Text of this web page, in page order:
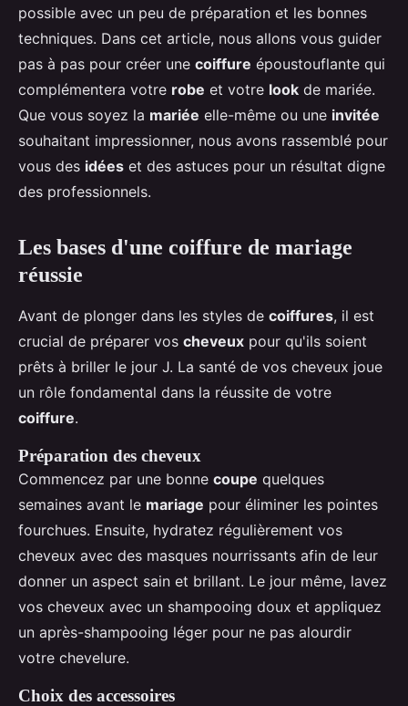
Robin•30 juin 2024 •5 min de lecture
possible avec un peu de préparation et les bonnes
techniques. Dans cet article, nous allons vous guider
pas à pas pour créer une coiffure époustouflante qui
complémentera votre robe et votre look de mariée.
Que vous soyez la mariée elle-même ou une invitée
souhaitant impressionner, nous avons rassemblé pour
vous des idées et des astuces pour un résultat digne
des professionnels.
Les bases d'une coiffure de mariage
réussie
Avant de plonger dans les styles de coiffures, il est
crucial de préparer vos cheveux pour qu'ils soient
prêts à briller le jour J. La santé de vos cheveux joue
un rôle fondamental dans la réussite de votre
coiffure.
Préparation des cheveux
Commencez par une bonne coupe quelques
semaines avant le mariage pour éliminer les pointes
fourchues. Ensuite, hydratez régulièrement vos
cheveux avec des masques nourrissants afin de leur
donner un aspect sain et brillant. Le jour même, lavez
vos cheveux avec un shampooing doux et appliquez
un après-shampooing léger pour ne pas alourdir
votre chevelure.
Choix des accessoires